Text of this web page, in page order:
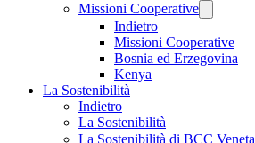
Missioni Cooperative
Indietro
Missioni Cooperative
Bosnia ed Erzegovina
Kenya
La Sostenibilità
Indietro
La Sostenibilità
La Sostenibilità di BCC Veneta